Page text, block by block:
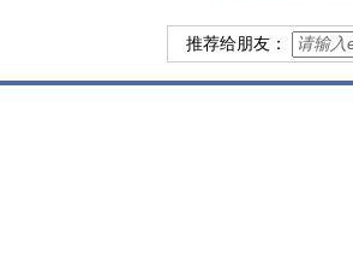
推荐给朋友：